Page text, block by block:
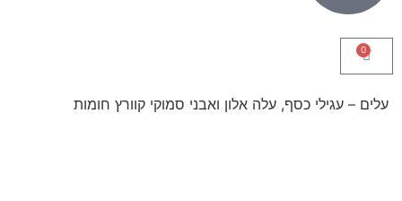
0
עלים – עגילי כסף, עלה אלון ואבני סמוקי קוורץ חומות